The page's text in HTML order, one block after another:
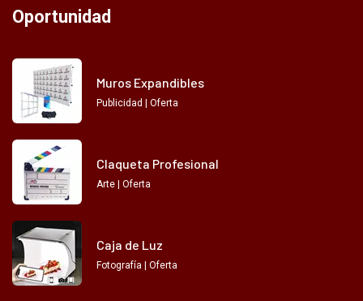
Oportunidad
Muros Expandibles
Publicidad | Oferta
Claqueta Profesional
Arte | Oferta
Caja de Luz
Fotografía | Oferta